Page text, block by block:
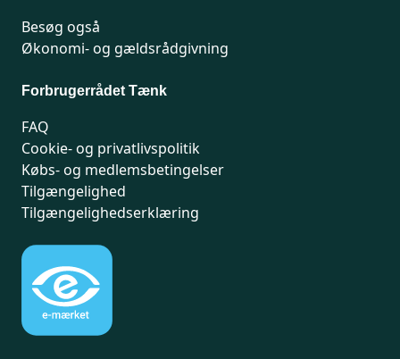
Besøg også
Økonomi- og gældsrådgivning
Forbrugerrådet Tænk
FAQ
Cookie- og privatlivspolitik
Købs- og medlemsbetingelser
Tilgængelighed
Tilgængelighedserklæring